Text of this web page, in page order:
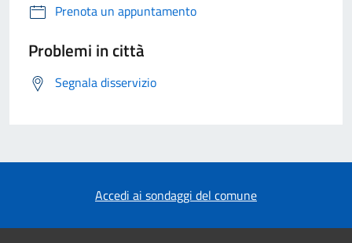
Prenota un appuntamento
Problemi in città
Segnala disservizio
Accedi ai sondaggi del comune